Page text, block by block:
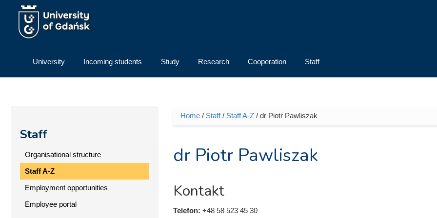
Skip to main content
University Incoming students Study Research Cooperation Staff
Staff
Organisational structure
Staff A-Z
Employment opportunities
Employee portal
You are here
Home/ Staff/ Staff A-Z/ dr Piotr Pawliszak
dr Piotr Pawliszak
Kontakt
Telefon: +48 58 523 45 30